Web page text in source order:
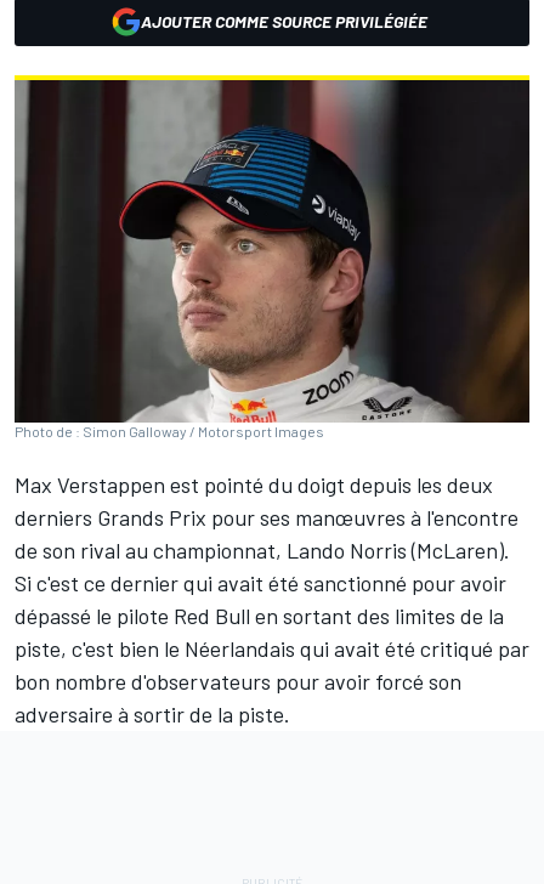
AJOUTER COMME SOURCE PRIVILÉGIÉE
Photo de : Simon Galloway / Motorsport Images
Max Verstappen est pointé du doigt depuis les deux
derniers Grands Prix pour ses manœuvres à l'encontre
de son rival au championnat, Lando Norris(McLaren).
Si c'est ce dernier qui avait été sanctionné pour avoir
dépassé le pilote Red Bull en sortant des limites de la
piste, c'est bien le Néerlandais qui avait été critiqué par
bon nombre d'observateurs pour avoir forcé son
adversaire à sortir de la piste.